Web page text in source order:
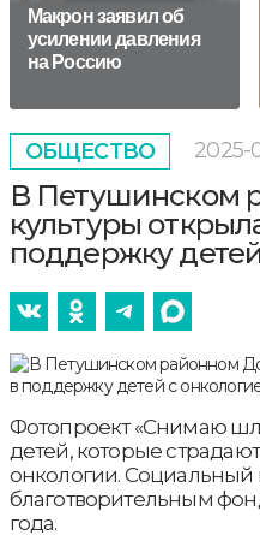
Макрон заявил об
усилении давления
на Россию
ОБЩЕСТВО 2025-
В Петушинском
культуры
поддержку
Фотопроект «Снимаю
детей, которые
онкологии. Социальный
благотворительным
года.